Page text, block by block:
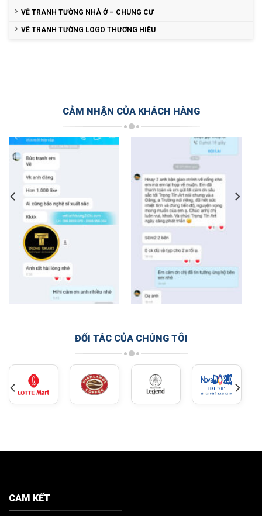
VẼ TRANH TƯỜNG NHÀ Ở – CHUNG CƯ
VẼ TRANH TƯỜNG LOGO THƯƠNG HIỆU
CẢM NHẬN CỦA KHÁCH HÀNG
ĐỐI TÁC CỦA CHÚNG TÔI
CAM KẾT